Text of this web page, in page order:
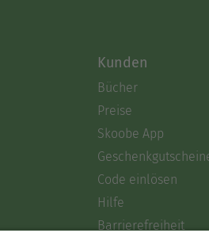
Kunden
Bücher
Preise
Skoobe App
Code einlösen
Hilfe
Barrierefreiheit